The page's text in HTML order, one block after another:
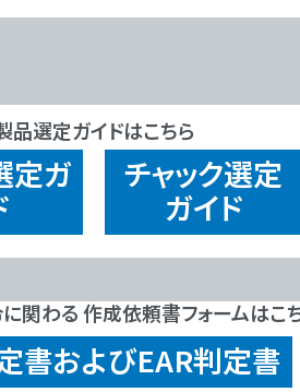
品選定ガイドはこちら
定ガ チャック選定
ガイド
関わる 作成依頼書フォームはこ
書およびEAR判定書